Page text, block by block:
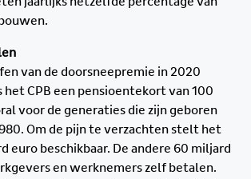
van de doorsneepremie in 2020
CPB een pensioentekort van 100
voor de generaties die zijn geboren
Om de pijn te verzachten stelt het
euro beschikbaar. De andere 60 miljard
en werknemers zelf betalen.